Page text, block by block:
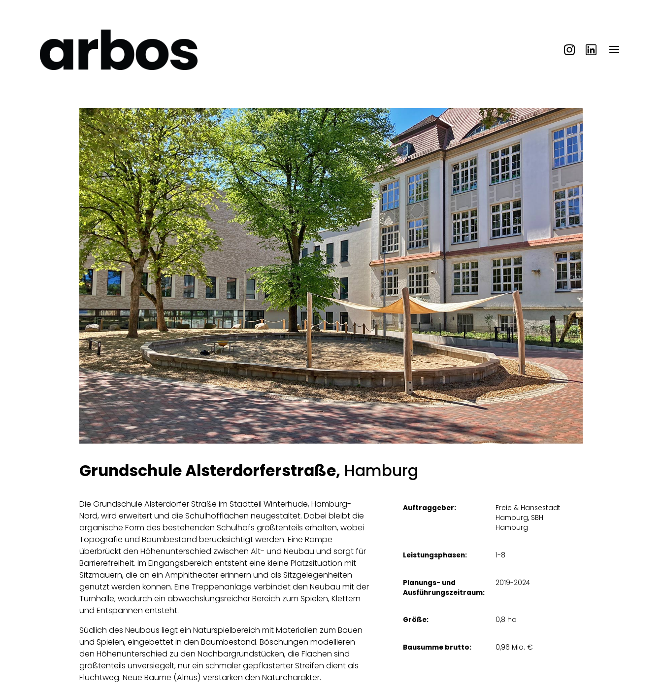
Grundschule Alsterdorferstraße, Hamburg
Die Grundschule Alsterdorfer Straße im Stadtteil Winterhude, Hamburg-
Nord, wird erweitert und die Schulhofflächen neugestaltet. Dabei bleibt die
organische Form des bestehenden Schulhofs größtenteils erhalten, wobei
Topografie und Baumbestand berücksichtigt werden. Eine Rampe
überbrückt den Höhenunterschied zwischen Alt- und Neubau und sorgt für
Barrierefreiheit. Im Eingangsbereich entsteht eine kleine Platzsituation mit
Sitzmauern, die an ein Amphitheater erinnern und als Sitzgelegenheiten
genutzt werden können. Eine Treppenanlage verbindet den Neubau mit der
Turnhalle, wodurch ein abwechslungsreicher Bereich zum Spielen, Klettern
und Entspannen entsteht.
Südlich des Neubaus liegt ein Naturspielbereich mit Materialien zum Bauen
und Spielen, eingebettet in den Baumbestand. Böschungen modellieren
den Höhenunterschied zu den Nachbargrundstücken, die Flächen sind
größtenteils unversiegelt, nur ein schmaler gepflasterter Streifen dient als
Fluchtweg. Neue Bäume (Alnus) verstärken den Naturcharakter.
Auftraggeber:
Leistungsphasen:
Planungs- und
Ausführungszeitraum:
Größe:
Bausumme brutto:
Freie & Hansestadt
Hamburg, SBH
Hamburg
1-8
2019-2024
0,8 ha
0,96 Mio. €